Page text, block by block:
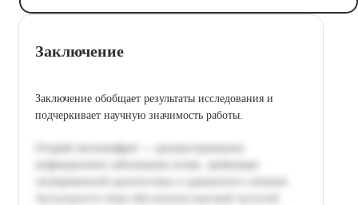
Заключение
Заключение обобщает результаты исследования и
подчеркивает научную значимость работы.